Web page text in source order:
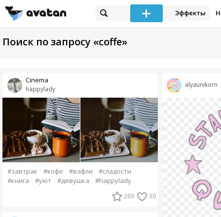
Эффекты
Поиск по запросу «coffe»
happylady
Cinema
#завтрак #кофе #вафли
#сладости
#книга
#уют #девушка #happylady
269 30
alyaunikorn